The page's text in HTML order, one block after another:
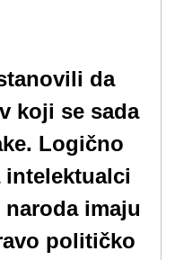
da
koji se sada
Logično
imaju
političko